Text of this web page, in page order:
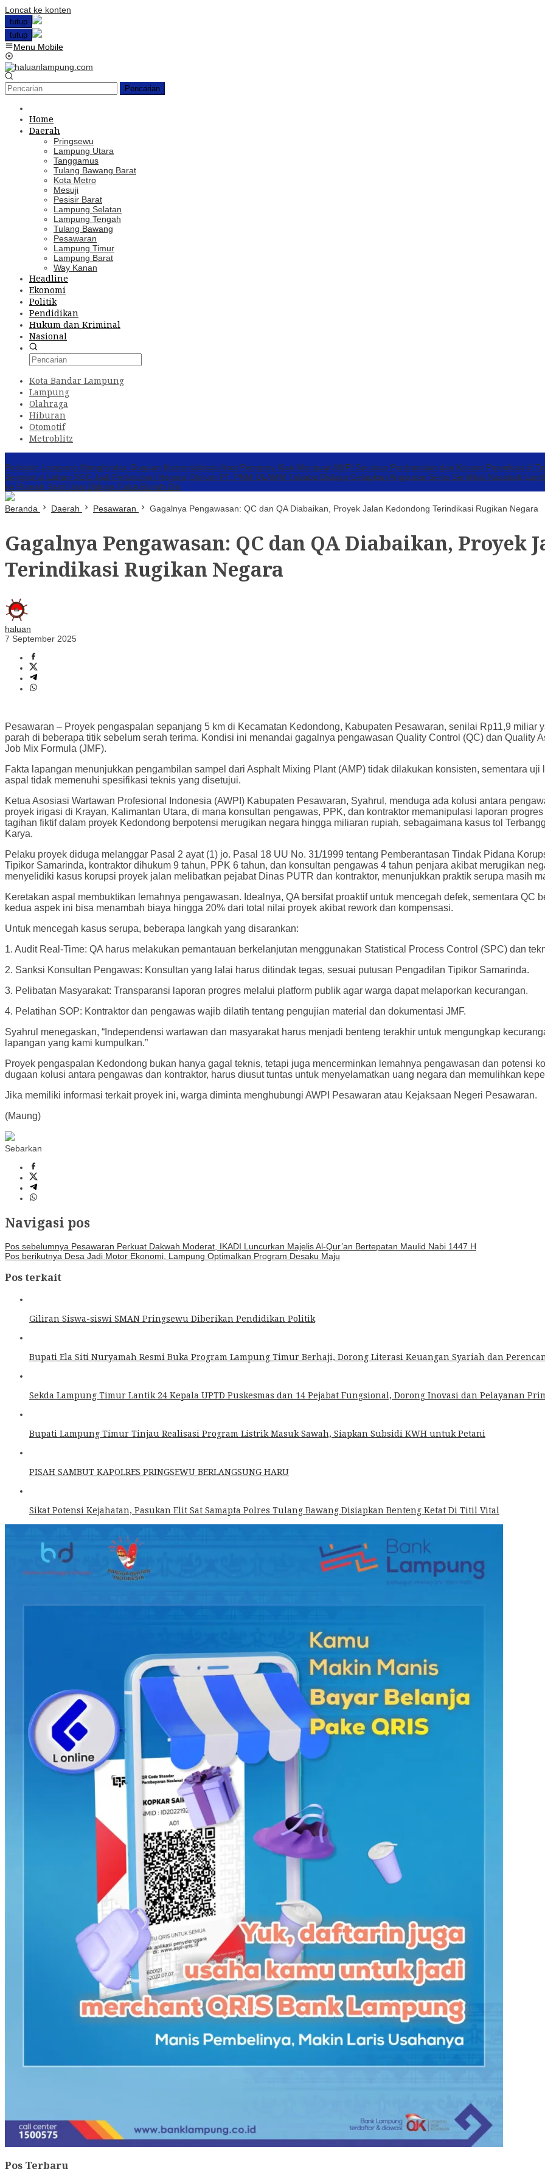
Loncat ke konten
tutup
tutup
Menu Mobile
Pencarian
Home
Daerah
Pringsewu
Lampung Utara
Tanggamus
Tulang Bawang Barat
Kota Metro
Mesuji
Pesisir Barat
Lampung Selatan
Lampung Tengah
Tulang Bawang
Pesawaran
Lampung Timur
Lampung Barat
Way Kanan
Headline
Ekonomi
Politik
Pendidikan
Hukum dan Kriminal
Nasional
Kota Bandar Lampung
Lampung
Olahraga
Hiburan
Otomotif
Metroblitz
Perbakin Lampung Menghindar, Dugaan Komersialisasi Aset Pemprov Kian MenguatAWPI Serukan Perdamaian dan Kecam Provokasi di
Sengkarut Lahan SGC Jadi Pertaruhan Negara Oknum PT. PNM ULAMM Tubaba Diduga Gelapkan Angsuran Serta Sertifikat Nasabah
ke Rumah Sakit Usai Diduga Coba Bunuh Diri
Beranda Daerah Pesawaran Gagalnya Pengawasan: QC dan QA Diabaikan, Proyek Jalan Kedondong Terindikasi Rugikan Negara
Gagalnya Pengawasan: QC dan QA Diabaikan, Proyek
Terindikasi Rugikan Negara
haluan
7 September 2025
Pesawaran – Proyek pengaspalan sepanjang 5 km di Kecamatan Kedondong, Kabupaten Pesawaran, senilai Rp11,9 miliar
parah di beberapa titik sebelum serah terima. Kondisi ini menandai gagalnya pengawasan Quality Control (QC) dan Quality
Job Mix Formula (JMF).
Fakta lapangan menunjukkan pengambilan sampel dari Asphalt Mixing Plant (AMP) tidak dilakukan konsisten, sementara
aspal tidak memenuhi spesifikasi teknis yang disetujui.
Ketua Asosiasi Wartawan Profesional Indonesia (AWPI) Kabupaten Pesawaran, Syahrul, menduga ada kolusi antara
proyek irigasi di Krayan, Kalimantan Utara, di mana konsultan pengawas, PPK, dan kontraktor memanipulasi laporan
tagihan fiktif dalam proyek Kedondong berpotensi merugikan negara hingga miliaran rupiah, sebagaimana kasus tol
Karya.
Pelaku proyek diduga melanggar Pasal 2 ayat (1) jo. Pasal 18 UU No. 31/1999 tentang Pemberantasan Tindak Pidana
Tipikor Samarinda, kontraktor dihukum 9 tahun, PPK 6 tahun, dan konsultan pengawas 4 tahun penjara akibat merugikan
menyelidiki kasus korupsi proyek jalan melibatkan pejabat Dinas PUTR dan kontraktor, menunjukkan praktik serupa masih
Keretakan aspal membuktikan lemahnya pengawasan. Idealnya, QA bersifat proaktif untuk mencegah defek, sementara QC
kedua aspek ini bisa menambah biaya hingga 20% dari total nilai proyek akibat rework dan kompensasi.
Untuk mencegah kasus serupa, beberapa langkah yang disarankan:
1. Audit Real-Time: QA harus melakukan pemantauan berkelanjutan menggunakan Statistical Process Control (SPC) dan
2. Sanksi Konsultan Pengawas: Konsultan yang lalai harus ditindak tegas, sesuai putusan Pengadilan Tipikor Samarinda.
3. Pelibatan Masyarakat: Transparansi laporan progres melalui platform publik agar warga dapat melaporkan kecurangan.
4. Pelatihan SOP: Kontraktor dan pengawas wajib dilatih tentang pengujian material dan dokumentasi JMF.
Syahrul menegaskan, “Independensi wartawan dan masyarakat harus menjadi benteng terakhir untuk mengungkap
lapangan yang kami kumpulkan.”
Proyek pengaspalan Kedondong bukan hanya gagal teknis, tetapi juga mencerminkan lemahnya pengawasan dan potensi
dugaan kolusi antara pengawas dan kontraktor, harus diusut tuntas untuk menyelamatkan uang negara dan memulihkan
Jika memiliki informasi terkait proyek ini, warga diminta menghubungi AWPI Pesawaran atau Kejaksaan Negeri Pesawaran.
(Maung)
Sebarkan
Navigasi pos
Pos sebelumnya Pesawaran Perkuat Dakwah Moderat, IKADI Luncurkan Majelis Al-Qur’an Bertepatan Maulid Nabi 1447 H
Pos berikutnya Desa Jadi Motor Ekonomi, Lampung Optimalkan Program Desaku Maju
Pos terkait
Giliran Siswa-siswi SMAN Pringsewu Diberikan Pendidikan Politik
Bupati Ela Siti Nuryamah Resmi Buka Program Lampung Timur Berhaji, Dorong Literasi Keuangan Syariah dan
Sekda Lampung Timur Lantik 24 Kepala UPTD Puskesmas dan 14 Pejabat Fungsional, Dorong Inovasi dan Pelayanan
Bupati Lampung Timur Tinjau Realisasi Program Listrik Masuk Sawah, Siapkan Subsidi KWH untuk Petani
PISAH SAMBUT KAPOLRES PRINGSEWU BERLANGSUNG HARU
Sikat Potensi Kejahatan, Pasukan Elit Sat Samapta Polres Tulang Bawang Disiapkan Benteng Ketat Di Titil Vital
Pos Terbaru